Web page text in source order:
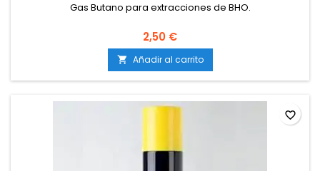
Gas Butano para extracciones de BHO.
2,50 €
 Añadir al carrito
favorite_border